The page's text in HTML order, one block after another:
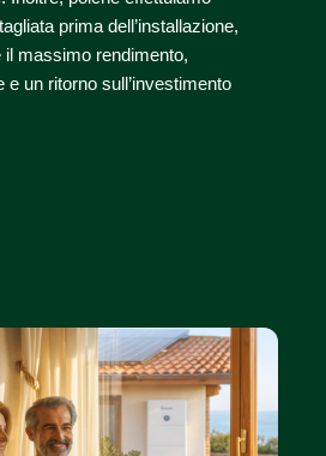
prima dell’installazione,
massimo rendimento,
e un ritorno sull’investimento